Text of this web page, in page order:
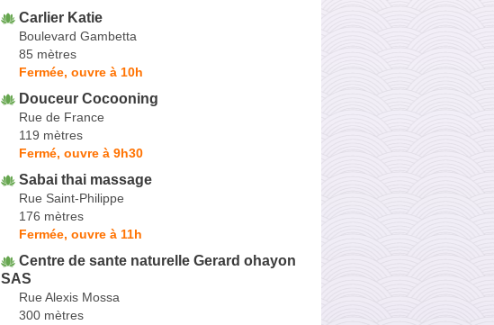
Carlier Katie
Boulevard Gambetta
85 mètres
Fermée, ouvre à 10h
Douceur Cocooning
Rue de France
119 mètres
Fermé, ouvre à 9h30
Sabai thai massage
Rue Saint-Philippe
176 mètres
Fermée, ouvre à 11h
Centre de sante naturelle Gerard ohayon
SAS
Rue Alexis Mossa
300 mètres